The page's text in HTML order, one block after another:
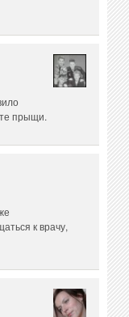
прыщи.
к врачу,